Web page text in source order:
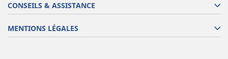
CONSEILS & ASSISTANCE
MENTIONS LÉGALES